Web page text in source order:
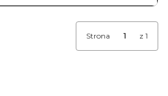
Strona z 1